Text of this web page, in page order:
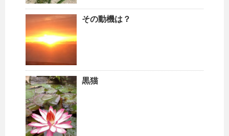
その動機は？
黒猫